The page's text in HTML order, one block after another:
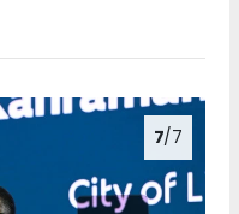
7/7